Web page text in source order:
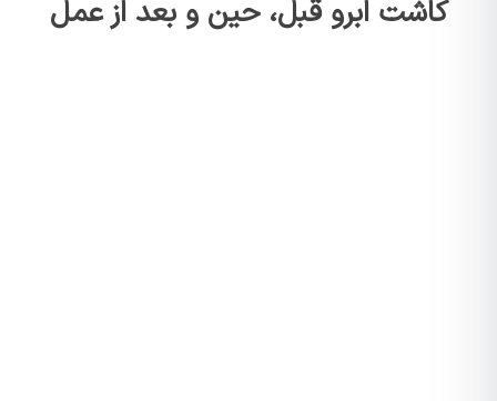
کاشت ابرو قبل، حین و بعد از عمل